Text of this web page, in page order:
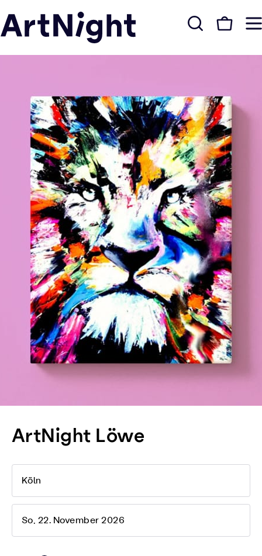
ArtNight Löwe
Köln
So, 22. November 2026